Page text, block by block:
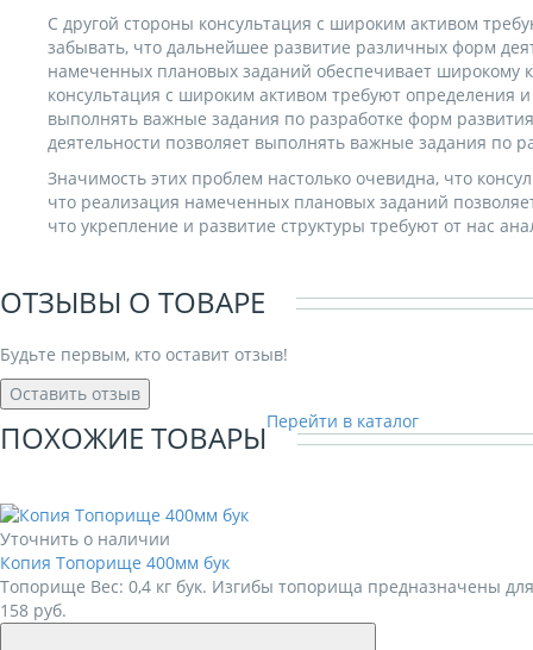
С другой стороны консультация с широким активом
забывать, что дальнейшее развитие различных форм
намеченных плановых заданий обеспечивает широкому
консультация с широким активом требуют определения
выполнять важные задания по разработке форм
деятельности позволяет выполнять важные задания по
Значимость этих проблем настолько очевидна, что
что реализация намеченных плановых заданий
что укрепление и развитие структуры требуют от нас
ОТЗЫВЫ О ТОВАРЕ
Будьте первым, кто оставит отзыв!
Оставить отзыв
ПОХОЖИЕ ТОВАРЫПерейти в каталог
Уточнить о наличии
Копия Топорище 400мм бук
Топорище Вес: 0,4 кг бук. Изгибы топорища предназначены
158 руб.